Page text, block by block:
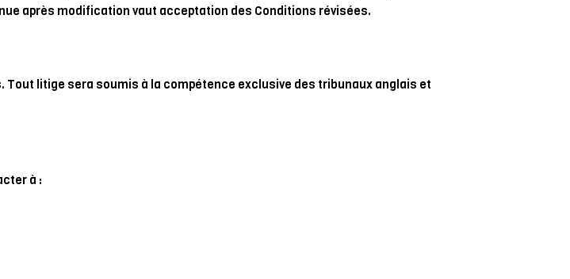
après modification vaut acceptation des Conditions révisées.
litige sera soumis à la compétence exclusive des tribunaux anglais et
à :